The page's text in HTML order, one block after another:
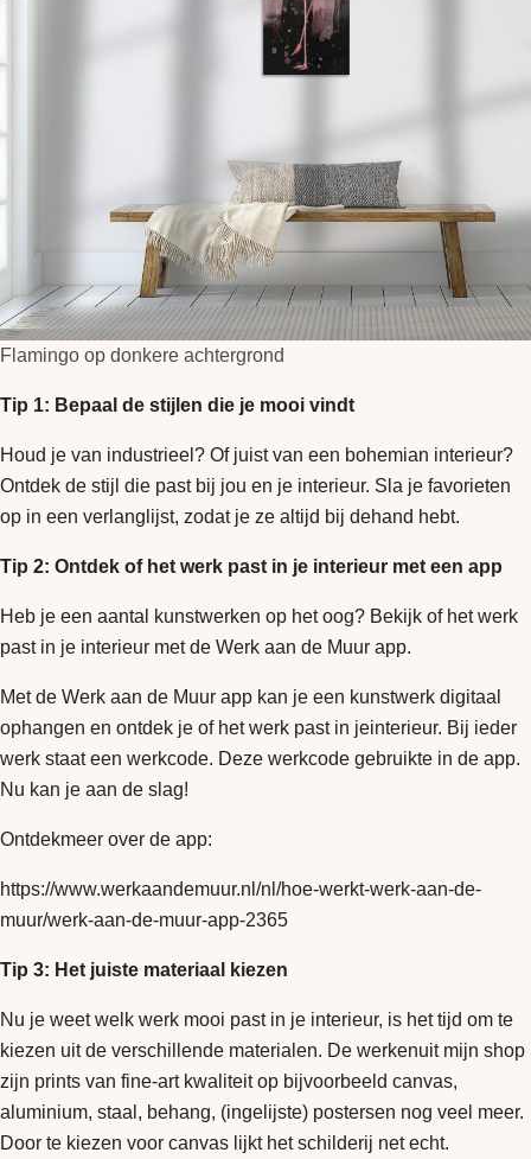
Flamingo op donkere achtergrond
Tip 1: Bepaal de stijlen die je mooi vindt
Houd je van industrieel? Of juist van een bohemian interieur?
Ontdek de stijl die past bij jou en je interieur. Sla je favorieten
op in een verlanglijst, zodat je ze altijd bij dehand hebt.
Tip 2: Ontdek of het werk past in je interieur met een app
Heb je een aantal kunstwerken op het oog? Bekijk of het werk
past in je interieur met de Werk aan de Muur app.
Met de Werk aan de Muur app kan je een kunstwerk digitaal
ophangen en ontdek je of het werk past in jeinterieur. Bij ieder
werk staat een werkcode. Deze werkcode gebruikte in de app.
Nu kan je aan de slag!
Ontdekmeer over de app:
https://www.werkaandemuur.nl/nl/hoe-werkt-werk-aan-de-
muur/werk-aan-de-muur-app-2365
Tip 3: Het juiste materiaal kiezen
Nu je weet welk werk mooi past in je interieur, is het tijd om te
kiezen uit de verschillende materialen. De werkenuit mijn shop
zijn prints van fine-art kwaliteit op bijvoorbeeld canvas,
aluminium, staal, behang, (ingelijste) postersen nog veel meer.
Door te kiezen voor canvas lijkt het schilderij net echt.